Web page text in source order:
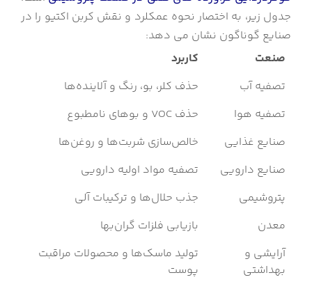
جدول زیر، به اختصار نحوه عمکلرد و نقش کربن اکتیو را در
صنایع گوناگون نشان می دهد:
صنعت
کاربرد
تصفیه آب
حذف کلر، بو، رنگ و آلاینده‌ها
تصفیه هوا
حذف VOC و بوهای نامطبوع
صنایع غذایی
خالص‌سازی شربت‌ها و روغن‌ها
صنایع دارویی
تصفیه مواد اولیه دارویی
پتروشیمی
جذب حلال‌ها و ترکیبات آلی
معدن
بازیابی فلزات گران‌بها
آرایشی و
بهداشتی
تولید ماسک‌ها و محصولات مراقبت
پوست